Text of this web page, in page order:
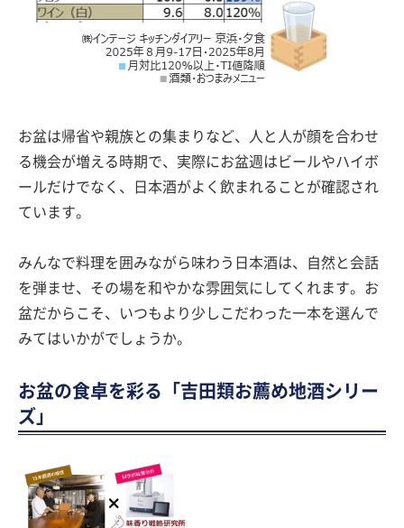
お盆は帰省や親族との集まりなど、人と人が顔を合わせ
る機会が増える時期で、実際にお盆週はビールやハイボ
ールだけでなく、日本酒がよく飲まれることが確認され
ています。
みんなで料理を囲みながら味わう日本酒は、自然と会話
を弾ませ、その場を和やかな雰囲気にしてくれます。お
盆だからこそ、いつもより少しこだわった一本を選んで
みてはいかがでしょうか。
お盆の食卓を彩る「吉田類お薦め地酒シリー
ズ」